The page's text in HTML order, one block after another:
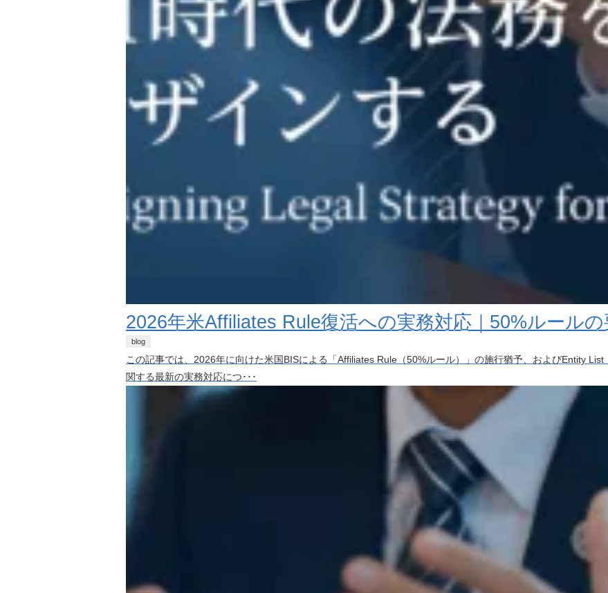
2026年米Affiliates Rule復活への実務対応｜50%ルール
blog
この記事では、2026年に向けた米国BISによる「Affiliates Rule（50%ルール）」の施行猶予、およびEntity List
関する最新の実務対応につ･･･